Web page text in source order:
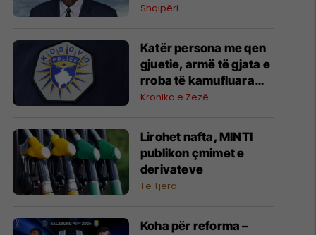
Shqipëri
Katër persona me qen
gjuetie, armë të gjata e
rroba të kamufluara
janë vërejtur në Shkrel
rasti për kalim ilegal të
kufirit
Kronika e Zezë
Lirohet nafta, MINTI
publikon çmimet e
derivateve
Të Tjera
Koha për reforma –